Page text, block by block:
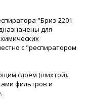
"Бриз-2201
для
с "респиратором
слоем (шихтой).
фильтров и